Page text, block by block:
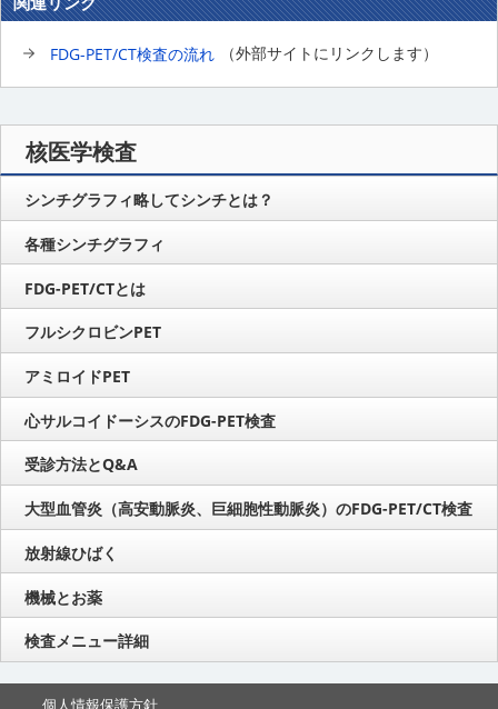
FDG-PET/CT検査の流れ （外部サイトにリンクします）
核医学検査
シンチグラフィ略してシンチとは？
各種シンチグラフィ
FDG-PET/CTとは
フルシクロビンPET
アミロイドPET
心サルコイドーシスのFDG-PET検査
受診方法とQ&A
大型血管炎（高安動脈炎、巨細胞性動脈炎）のFDG-PET/CT検査
放射線ひばく
機械とお薬
検査メニュー詳細
個人情報保護方針